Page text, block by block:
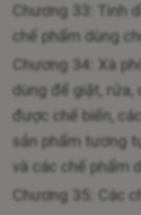
Chương 33: Tinh
chế phẩm dùng
Chương 34: Xà
dùng để giặt, rửa,
được chế biến,
sản phẩm tương
và các chế phẩm
Chương 35: Các